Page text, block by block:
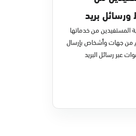
بريد
المستفيدين من خدماتها
من جهات وأشخاص بإرسال
عبر رسائل البريد